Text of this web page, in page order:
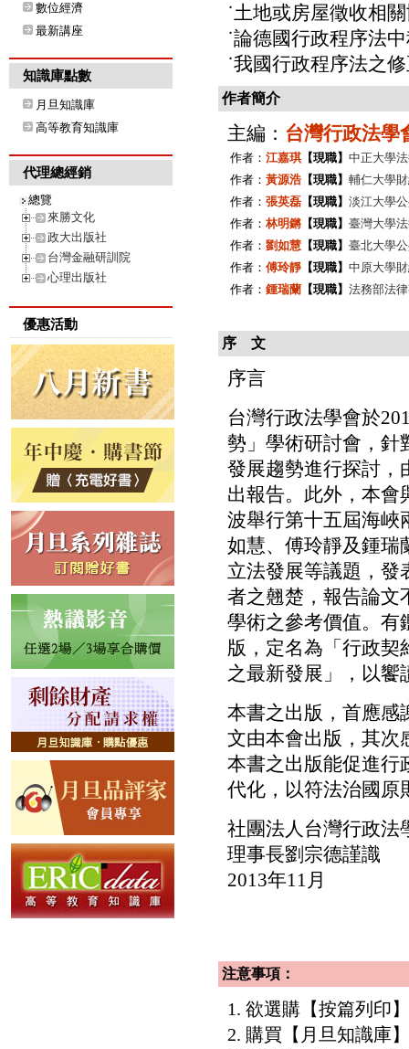
數位經濟
最新講座
知識庫點數
月旦知識庫
高等教育知識庫
代理總經銷
總覽
來勝文化
政大出版社
台灣金融研訓院
心理出版社
優惠活動
˙土地或房屋徵收相
˙論德國行政程序法
˙我國行政程序法之
作者簡介
主編： 台灣行政法學
作者： 江嘉琪【現職】 中正大學
作者： 黃源浩 【現職】 輔仁大學
作者： 張英磊 【現職】 淡江大學
作者： 林明鏘 【現職】 臺灣大學
作者： 劉如慧 【現職】 臺北大學
作者： 傅玲靜【現職】 中原大學
作者： 鍾瑞蘭 【現職】 法務部法
序 文
序言
台灣行政法學會於
勢」學術研討會，針
發展趨勢進行探討，
出報告。此外，本會
波舉行第十五屆海峽
如慧、傅玲靜及鍾瑞
立法發展等議題，發
者之翹楚，報告論文
學術之參考價值。有
版，定名為「行政契
之最新發展」，以饗
本書之出版，首應感
文由本會出版，其次
本書之出版能促進行
代化，以符法治國原
社團法人台灣行政法
理事長劉宗德謹識
2013年11月
注意事項：
1. 欲選購【按篇列印
2. 購買【月旦知識庫